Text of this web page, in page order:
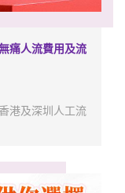
痛人流費用及流
港及深圳人工流